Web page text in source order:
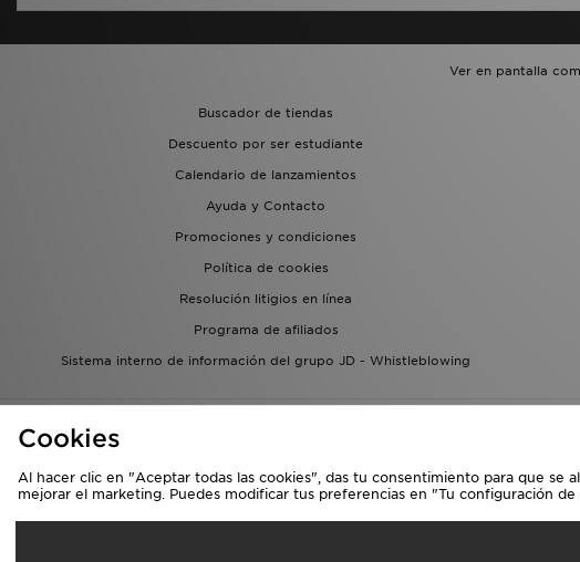
Ver en pantalla
Buscador de tiendas
Descuento por ser estudiante
Calendario de lanzamientos
Ayuda y Contacto
Promociones y condiciones
Política de cookies
Resolución litigios en línea
Programa de afiliados
Sistema interno de información del grupo JD - Whistleblowing
Selecciona
Cookies
Al hacer clic en "Aceptar todas las cookies", das tu consentimiento para que se
mejorar el marketing. Puedes modificar tus preferencias en "Tu configuración